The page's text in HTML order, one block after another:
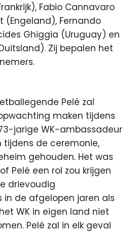
Fabio Cannavaro
(Engeland), Fernando
Ghiggia (Uruguay) en
Zij bepalen het
Pelé zal
maken tijdens
jarige WK-ambassadeur
de ceremonie,
gehouden. Het was
Pelé een rol zou krijgen
drievoudig
in de afgelopen jaren als
WK in eigen land niet
Pelé zal in elk geval